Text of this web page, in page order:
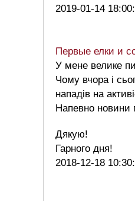
2019-01-14
Первые елки и
У мене велике
Чому вчора і
нападів на
Напевно новини
Дякую!
Гарного дня!
2018-12-18